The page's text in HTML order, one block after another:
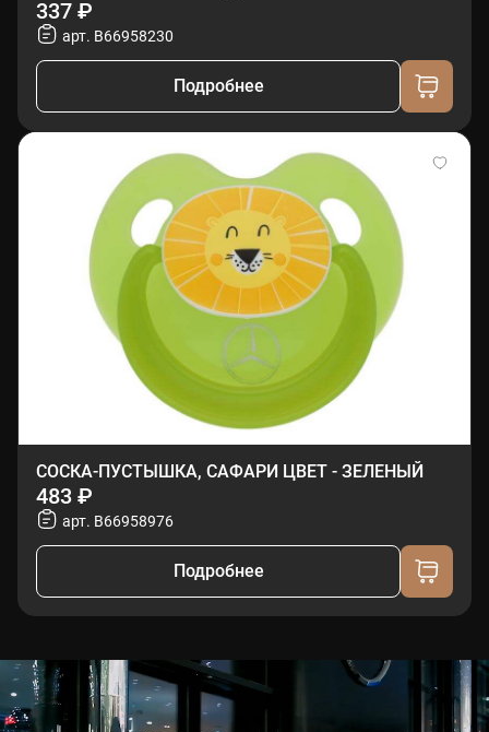
337 ₽
арт. B66958230
Подробнее
СОСКА-ПУСТЫШКА, САФАРИ ЦВЕТ - ЗЕЛЕНЫЙ
483 ₽
арт. B66958976
Подробнее